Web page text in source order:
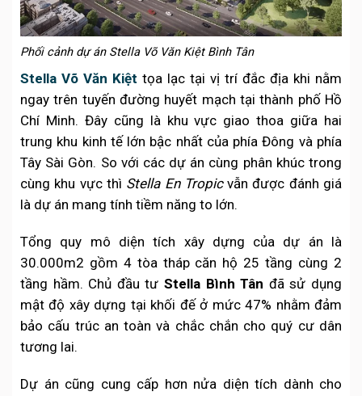
Phối cảnh dự án Stella Võ Văn Kiệt Bình Tân
Stella Võ Văn Kiệt tọa lạc tại vị trí đắc địa khi nằm
ngay trên tuyến đường huyết mạch tại thành phố Hồ
Chí Minh. Đây cũng là khu vực giao thoa giữa hai
trung khu kinh tế lớn bậc nhất của phía Đông và phía
Tây Sài Gòn. So với các dự án cùng phân khúc trong
cùng khu vực thì Stella En Tropicvẫn được đánh giá
là dự án mang tính tiềm năng to lớn.
Tổng quy mô diện tích xây dựng của dự án là
30.000m2 gồm 4 tòa tháp căn hộ 25 tầng cùng 2
tầng hầm. Chủ đầu tư Stella Bình Tân đã sử dụng
mật độ xây dựng tại khối đế ở mức 47% nhằm đảm
bảo cấu trúc an toàn và chắc chắn cho quý cư dân
tương lai.
Dự án cũng cung cấp hơn nửa diện tích dành cho